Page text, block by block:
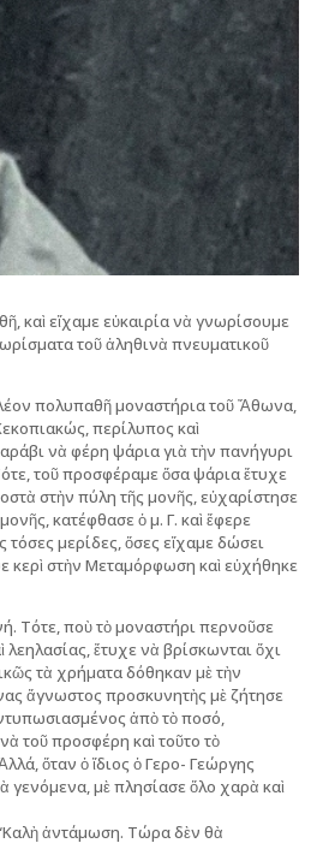
καὶ εἴχαμε εὐκαιρία νὰ γνωρίσουμε
τοῦ ἀληθινὰ πνευματικοῦ
πολυπαθῆ μοναστήρια τοῦ Ἄθωνα,
περίλυπος καὶ
νὰ φέρη ψάρια γιὰ τὴν πανήγυρι
τοῦ προσφέραμε ὅσα ψάρια ἔτυχε
στὴν πύλη τῆς μονῆς, εὐχαρίστησε
κατέφθασε ὁ μ. Γ. καὶ ἔφερε
μερίδες, ὅσες εἴχαμε δώσει
κερὶ στὴν Μεταμόρφωση καὶ εὐχήθηκε
Τότε, ποὺ τὸ μοναστήρι περνοῦσε
ἔτυχε νὰ βρίσκωνται ὄχι
τὰ χρήματα δόθηκαν μὲ τὴν
ἄγνωστος προσκυνητὴς μὲ ζήτησε
ἀπὸ τὸ ποσό,
τοῦ προσφέρη καὶ τοῦτο τὸ
ὅταν ὁ ἴδιος ὁ Γερο- Γεώργης
γενόμενα, μὲ πλησίασε ὅλο χαρὰ καὶ
ἀντάμωση. Τώρα δὲν θὰ